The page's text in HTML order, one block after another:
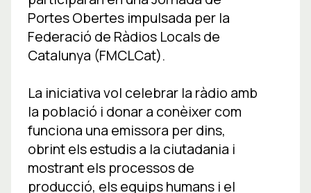
Portes Obertes impulsada per la
Federació de Ràdios Locals de
Catalunya (FMCLCat).
La iniciativa vol celebrar la ràdio amb
la població i donar a conèixer com
funciona una emissora per dins,
obrint els estudis a la ciutadania i
mostrant els processos de
producció, els equips humans i el